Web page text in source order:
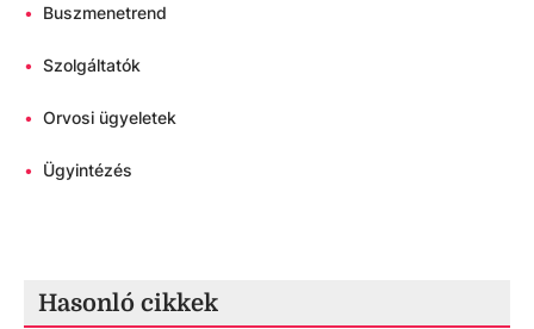
• Buszmenetrend
• Szolgáltatók
• Orvosi ügyeletek
• Ügyintézés
Hasonló cikkek